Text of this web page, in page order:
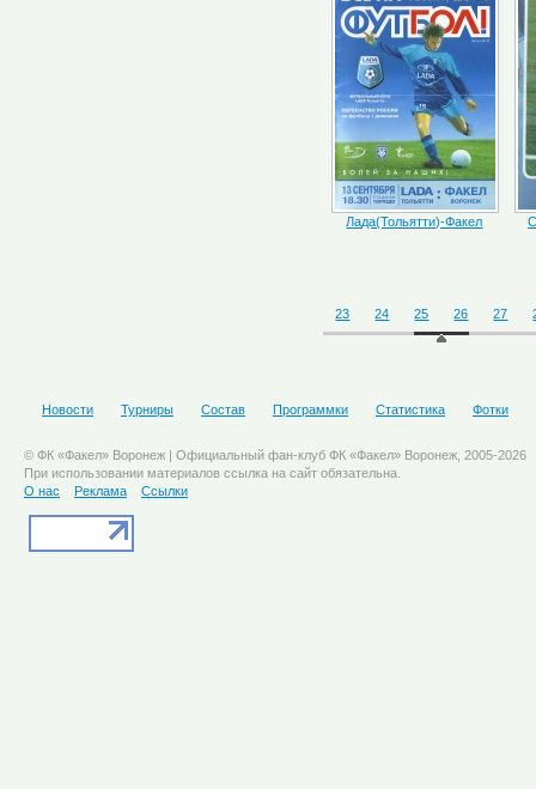
Лада(Тольятти)-Факел
23 24 25 26 27
Новости Турниры Состав Программки Статистика Фотки
© ФК «Факел» Воронеж | Официальный фан-клуб ФК «Факел» Воронеж, 2005-2026
При использовании материалов ссылка на сайт обязательна.
О нас
Реклама Ссылки